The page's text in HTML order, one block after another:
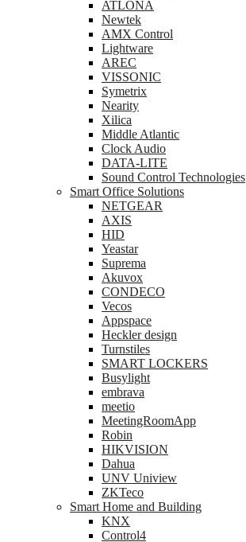
ATLONA
Newtek
AMX Control
Lightware
AREC
VISSONIC
Symetrix
Nearity
Xilica
Middle Atlantic
Clock Audio
DATA-LITE
Sound Control Technologies
Smart Office Solutions
NETGEAR
AXIS
HID
Yeastar
Suprema
Akuvox
CONDECO
Vecos
Appspace
Heckler design
Turnstiles
SMART LOCKERS
Busylight
embrava
meetio
MeetingRoomApp
Robin
HIKVISION
Dahua
UNV Uniview
ZKTeco
Smart Home and Building
KNX
Control4